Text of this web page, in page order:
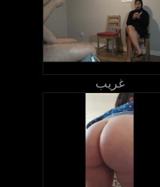
غريب